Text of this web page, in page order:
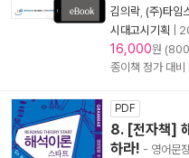
김의락 (주)타임
시대고시기획
16,000원
종이책 정가 대비
PDF
8. [전자책]
하라! - 영어문